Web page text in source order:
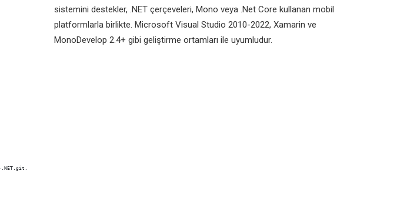
sistemini destekler, .NET çerçeveleri, Mono veya .Net Core kullanan mobil
platformlarla birlikte. Microsoft Visual Studio 2010-2022, Xamarin ve
MonoDevelop 2.4+ gibi geliştirme ortamları ile uyumludur.